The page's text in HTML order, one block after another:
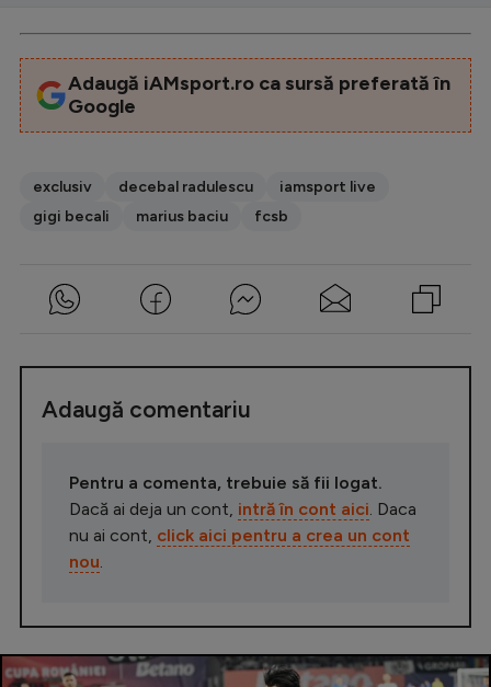
Adaugă iAMsport.ro ca sursă preferată în
Google
exclusiv decebal radulescu
iamsport live
gigi becali
marius baciu fcsb
Adaugă comentariu
Pentru a comenta, trebuie să fii logat.
Dacă ai deja un cont, intră în cont aici. Daca
nu ai cont, click aici pentru a crea un cont
nou.